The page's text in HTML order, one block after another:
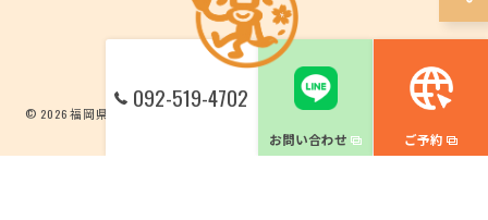
092-519-4702
お問い合わせ ご予約
© 2026 福岡県博多区の整骨院なら楽する鍼灸・整骨院 南福岡院 ALL RIGHTS
RESERVED.